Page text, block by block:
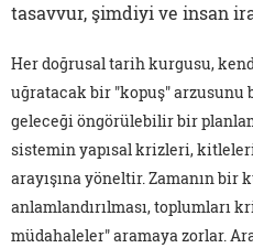
tasavvur, şimdiyi ve insan
Her doğrusal tarih kurgusu,
uğratacak bir "kopuş" arzusunu
geleceği öngörülebilir bir
sistemin yapısal krizleri,
arayışına yöneltir. Zamanın bir
anlamlandırılması, toplumları
müdahaleler" aramaya zorlar.